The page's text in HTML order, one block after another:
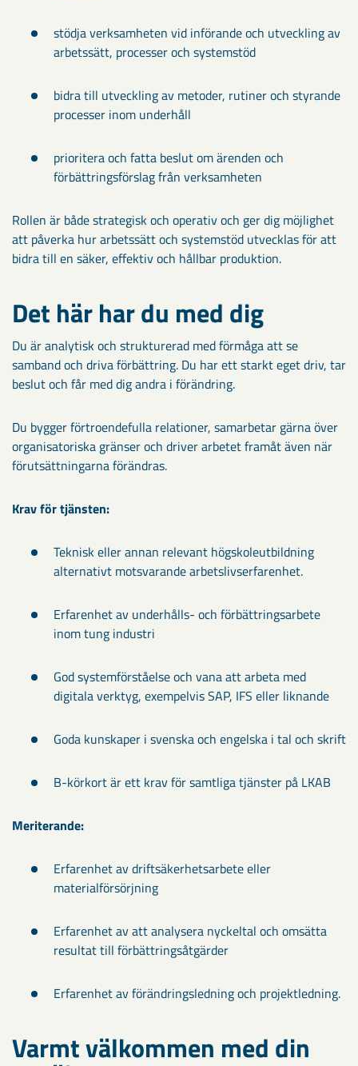
stödja verksamheten vid införande och utveckling av
arbetssätt, processer och systemstöd
bidra till utveckling av metoder, rutiner och styrande
processer inom underhåll
prioritera och fatta beslut om ärenden och
förbättringsförslag från verksamheten
Rollen är både strategisk och operativ och ger dig möjlighet
att påverka hur arbetssätt och systemstöd utvecklas för att
bidra till en säker, effektiv och hållbar produktion.
Det här har du med dig
Du är analytisk och strukturerad med förmåga att se
samband och driva förbättring. Du har ett starkt eget driv, tar
beslut och får med dig andra i förändring.
Du bygger förtroendefulla relationer, samarbetar gärna över
organisatoriska gränser och driver arbetet framåt även när
förutsättningarna förändras.
Krav för tjänsten:
Teknisk eller annan relevant högskoleutbildning
alternativt motsvarande arbetslivserfarenhet.
Erfarenhet av underhålls- och förbättringsarbete
inom tung industri
God systemförståelse och vana att arbeta med
digitala verktyg, exempelvis SAP, IFS eller liknande
Goda kunskaper i svenska och engelska i tal och skrift
B-körkort är ett krav för samtliga tjänster på LKAB
Meriterande:
Erfarenhet av driftsäkerhetsarbete eller
materialförsörjning
Erfarenhet av att analysera nyckeltal och omsätta
resultat till förbättringsåtgärder
Erfarenhet av förändringsledning och projektledning.
Varmt välkommen med din